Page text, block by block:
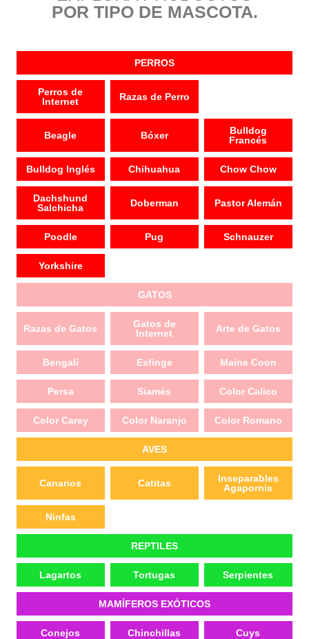
POR TIPO DE MASCOTA.
PERROS
Perros de
Internet
Razas de Perro
Beagle Bóxer
Bulldog
Francés
Bulldog Inglés Chihuahua Chow Chow
Dachshund
Salchicha
Doberman Pastor Alemán
Poodle Pug Schnauzer
Yorkshire
GATOS
Razas de Gatos
Gatos de
Internet
Arte de Gatos
Bengalí Esfinge Maine Coon
Persa Siamés Color Calico
Color Carey Color Naranjo Color Romano
AVES
Canarios Catitas
Inseparables
Agapornis
Ninfas
REPTILES
Lagartos Tortugas Serpientes
MAMÍFEROS EXÓTICOS
Conejos Chinchillas Cuys